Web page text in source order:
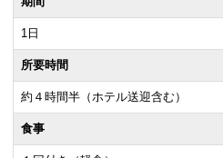
1日
所要時間
約４時間半（ホテル送迎含む）
食事